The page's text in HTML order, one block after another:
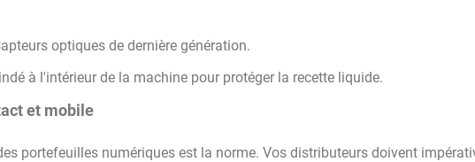
optiques de dernière génération.
à l'intérieur de la machine pour protéger la recette liquide.
et mobile
portefeuilles numériques est la norme. Vos distributeurs doivent